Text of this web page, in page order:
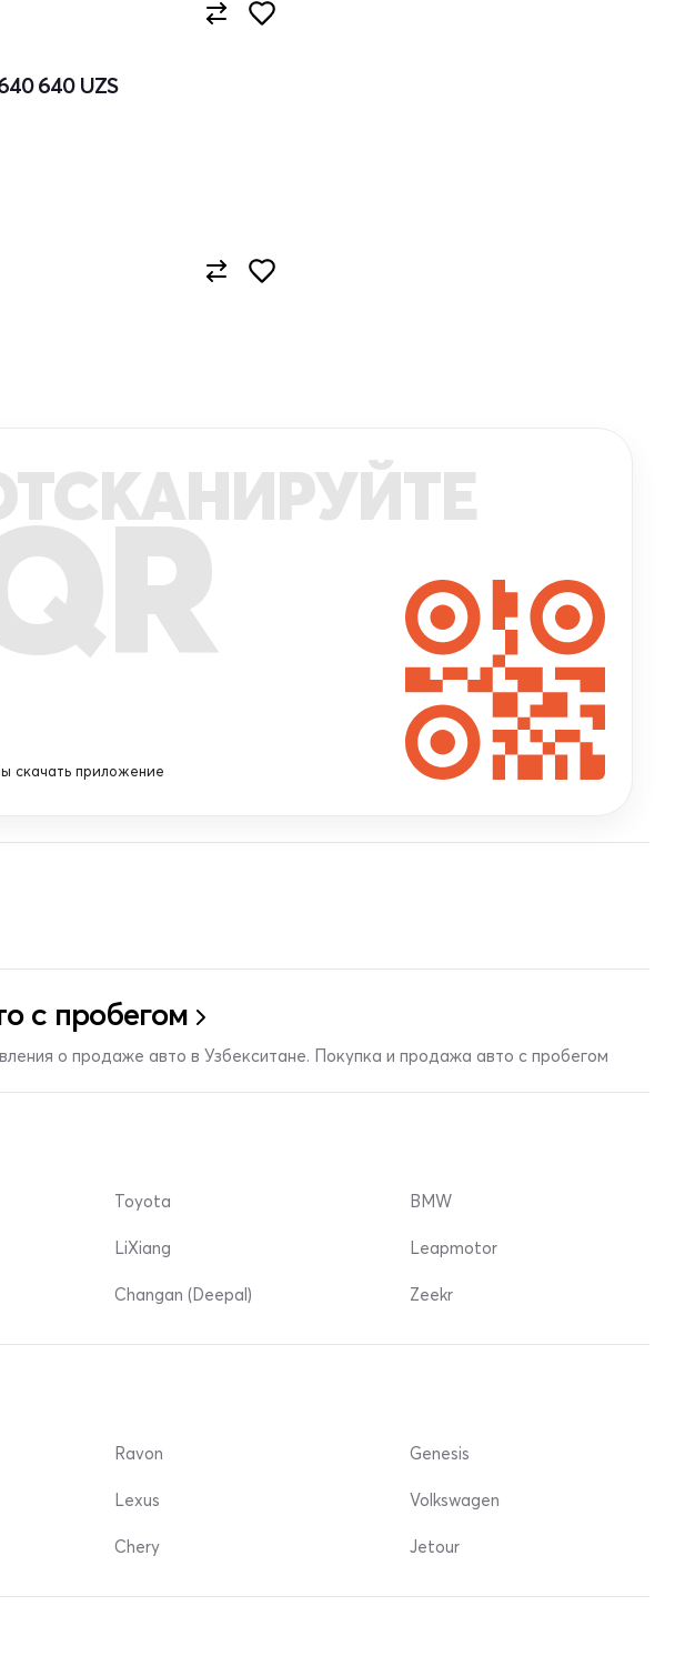
640UZS
скачать приложение
с пробегом
о продаже авто в Узбекситане. Покупка и продажа авто с пробегом
Toyota
LiXiang
Changan (Deepal)
BMW
Leapmotor
Zeekr
Ravon
Lexus
Chery
Genesis
Volkswagen
Jetour